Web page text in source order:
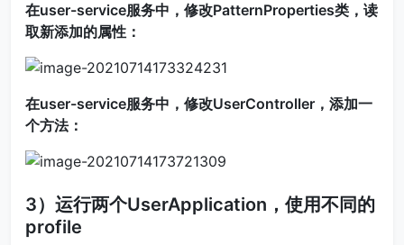
在user-service服务中，修改PatternProperties类，读
取新添加的属性：
在user-service服务中，修改UserController，添加一
个方法：
3）运行两个UserApplication，使用不同的
profile